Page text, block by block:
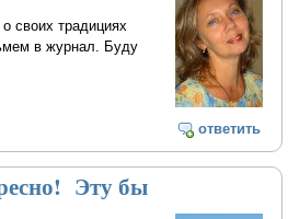
своих традициях
в журнал. Буду
ответить
Эту бы